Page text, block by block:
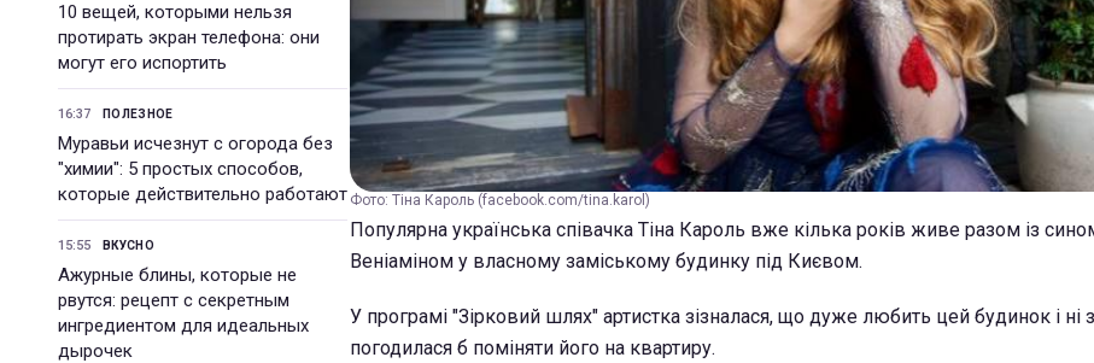
10 вещей, которыми нельзя
протирать экран телефона: они
могут его испортить
16:37 ПОЛЕЗНОЕ
Муравьи исчезнут с огорода без
"химии": 5 простых способов,
которые действительно работают
15:55 ВКУСНО
Ажурные блины, которые не
рвутся: рецепт с секретным
ингредиентом для идеальных
дырочек
Фото: Тіна Кароль (facebook.com/tina.karol)
Популярна українська співачка Тіна Кароль вже кілька років живе разом із
Веніаміном у власному заміському будинку під Києвом.
У програмі "Зірковий шлях" артистка зізналася, що дуже любить цей будинок і ні
погодилася б поміняти його на квартиру.